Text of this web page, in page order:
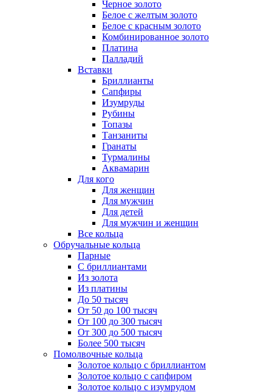
Черное золото
Белое с желтым золото
Белое с красным золото
Комбинированное золото
Платина
Палладий
Вставки
Бриллианты
Сапфиры
Изумруды
Рубины
Топазы
Танзаниты
Гранаты
Турмалины
Аквамарин
Для кого
Для женщин
Для мужчин
Для детей
Для мужчин и женщин
Все кольца
Обручальные кольца
Парные
С бриллиантами
Из золота
Из платины
До 50 тысяч
От 50 до 100 тысяч
От 100 до 300 тысяч
От 300 до 500 тысяч
Более 500 тысяч
Помолвочные кольца
Золотое кольцо с бриллиантом
Золотое кольцо с сапфиром
Золотое кольцо с изумрудом